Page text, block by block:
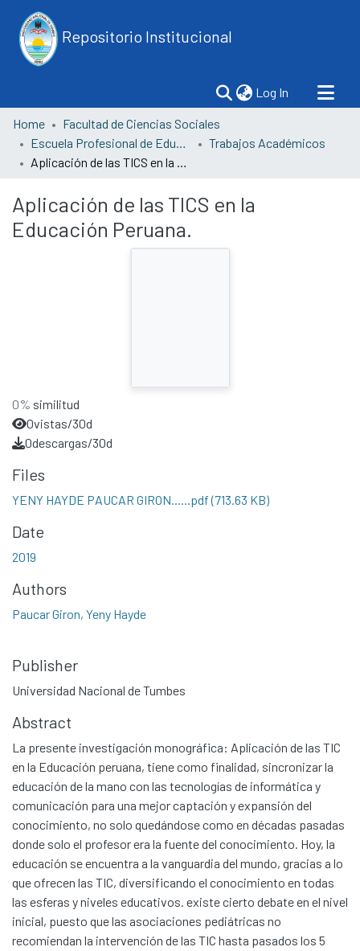
Repositorio Institucional
Log In (current)
Home
Facultad de Ciencias Sociales
Escuela Profesional de Educación
Trabajos Académicos
Aplicación de las TICS en la Educación Peruana.
Aplicación de las TICS en la
Educación Peruana.
0% similitud
0vistas/30d
0descargas/30d
Files
YENY HAYDE PAUCAR GIRON......pdf(713.63 KB)
Date
2019
Authors
Paucar Giron, Yeny Hayde
Publisher
Universidad Nacional de Tumbes
Abstract
La presente investigación monográfica: Aplicación de las TIC
en la Educación peruana, tiene como finalidad, sincronizar la
educación de la mano con las tecnologías de informática y
comunicación para una mejor captación y expansión del
conocimiento, no solo quedándose como en décadas pasadas
donde solo el profesor era la fuente del conocimiento. Hoy, la
educación se encuentra a la vanguardia del mundo, gracias a lo
que ofrecen las TIC, diversificando el conocimiento en todas
las esferas y niveles educativos. existe cierto debate en el nivel
inicial, puesto que las asociaciones pediátricas no
recomiendan la intervención de las TIC hasta pasados los 5